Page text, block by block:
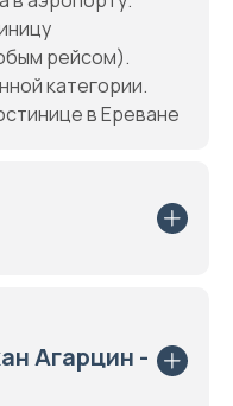
рейсом).
категории.
в Ереване
Агарцин -